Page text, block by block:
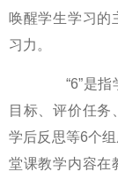
唤醒学生学习的
习力。
“6”是指
目标、评价任务
学后反思等6个
堂课教学内容在